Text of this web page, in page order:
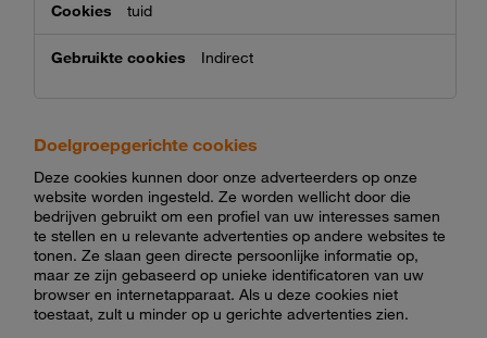
tuid
Indirect
Doelgroepgerichte cookies
Deze cookies kunnen door onze adverteerders op onze
website worden ingesteld. Ze worden wellicht door die
bedrijven gebruikt om een profiel van uw interesses samen
te stellen en u relevante advertenties op andere websites te
tonen. Ze slaan geen directe persoonlijke informatie op,
maar ze zijn gebaseerd op unieke identificatoren van uw
browser en internetapparaat. Als u deze cookies niet
toestaat, zult u minder op u gerichte advertenties zien.